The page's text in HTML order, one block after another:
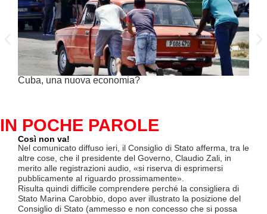
Cuba, una nuova economia?
IN POCHE PAROLE
Così non va!
Nel comunicato diffuso ieri, il Consiglio di Stato afferma, tra le
altre cose, che il presidente del Governo, Claudio Zali, in
merito alle registrazioni audio, «si riserva di esprimersi
pubblicamente al riguardo prossimamente».
Risulta quindi difficile comprendere perché la consigliera di
Stato Marina Carobbio, dopo aver illustrato la posizione del
Consiglio di Stato (ammesso e non concesso che si possa